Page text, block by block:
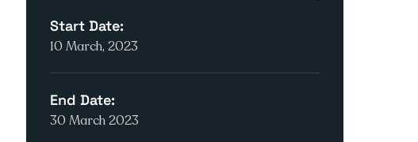
Start Date:
10 March, 2023
End Date:
30 March 2023